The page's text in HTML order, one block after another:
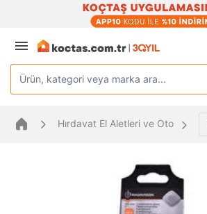
Ürün, kategori veya marka ara...
Hırdavat El Aletleri ve Oto